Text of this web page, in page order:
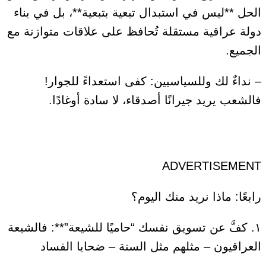
الحل **ليس في استبدال تبعية بتبعية**، بل في بناء
دولة عراقية مستقلة تُحافظ على علاقات متوازنة مع
الجميع.
– نداءٌ لك وللسياسيين: كفى استعداءً للجوار!
فالشعب يريد جيرانًا أصدقاء، لا سادة أوغادًا.
ADVERTISEMENT
رابعًا: ماذا نريد منك اليوم؟
١. كفَّ عن تسويق نفسك “حاميًا للشيعة”**: فالشيعة
العراقيون – مثلهم مثل السنة – ضحايا الفساد